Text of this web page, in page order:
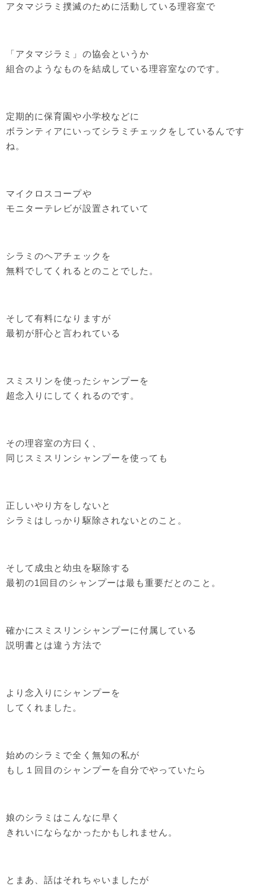
アタマジラミ撲滅のために活動している理容室で
「アタマジラミ」の協会というか
組合のようなものを結成している理容室なのです。
定期的に保育園や小学校などに
ボランティアにいってシラミチェックをしているんです
ね。
マイクロスコープや
モニターテレビが設置されていて
シラミのヘアチェックを
無料でしてくれるとのことでした。
そして有料になりますが
最初が肝心と言われている
スミスリンを使ったシャンプーを
超念入りにしてくれるのです。
その理容室の方曰く、
同じスミスリンシャンプーを使っても
正しいやり方をしないと
シラミはしっかり駆除されないとのこと。
そして成虫と幼虫を駆除する
最初の1回目のシャンプーは最も重要だとのこと。
確かにスミスリンシャンプーに付属している
説明書とは違う方法で
より念入りにシャンプーを
してくれました。
始めのシラミで全く無知の私が
もし１回目のシャンプーを自分でやっていたら
娘のシラミはこんなに早く
きれいにならなかったかもしれません。
とまあ、話はそれちゃいましたが